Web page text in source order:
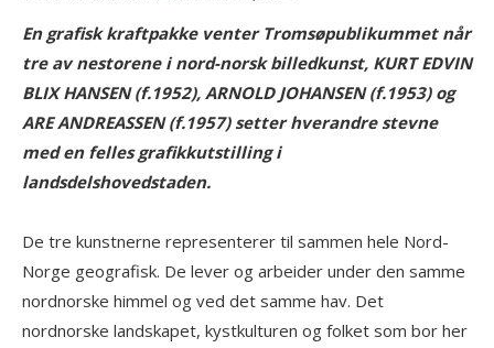
En grafisk kraftpakke venter Tromsøpublikummet når
tre av nestorene i nord-norsk billedkunst, KURT EDVIN
BLIX HANSEN (f.1952), ARNOLD JOHANSEN (f.1953) og
ARE ANDREASSEN (f.1957) setter hverandre stevne
med en felles grafikkutstilling i
landsdelshovedstaden.
De tre kunstnerne representerer til sammen hele Nord-
Norge geografisk. De lever og arbeider under den samme
nordnorske himmel og ved det samme hav. Det
nordnorske landskapet, kystkulturen og folket som bor her